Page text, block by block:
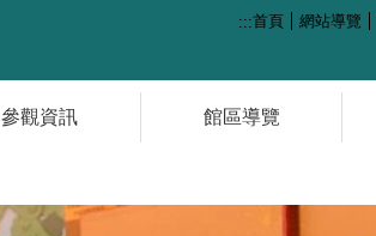
:::首頁 網站導覽
參觀資訊 館區導覽